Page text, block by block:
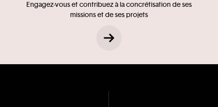
Engagez-vous et contribuez à la concrétisation de ses
missions et de ses projets